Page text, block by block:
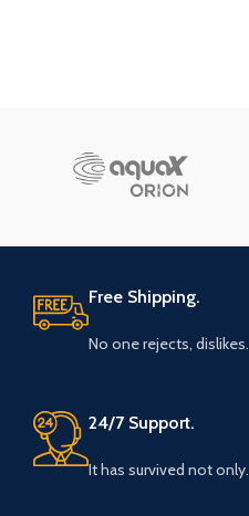
Free Shipping.
No one rejects, dislikes.
24/7 Support.
It has survived not only.